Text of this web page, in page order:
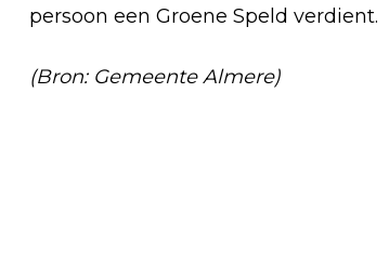
persoon een Groene Speld verdient.
(Bron: Gemeente Almere)